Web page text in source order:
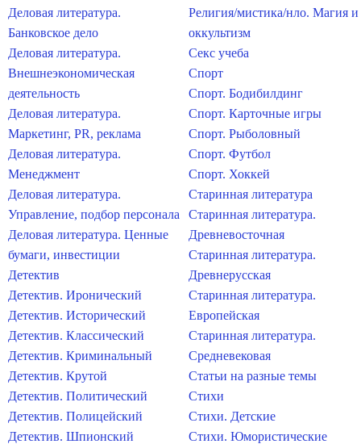
Деловая литература.
Банковское дело
Деловая литература.
Внешнеэкономическая
деятельность
Деловая литература.
Маркетинг, PR, реклама
Деловая литература.
Менеджмент
Деловая литература.
Управление, подбор персонала
Деловая литература. Ценные
бумаги, инвестиции
Детектив
Детектив. Иронический
Детектив. Исторический
Детектив. Классический
Детектив. Криминальный
Детектив. Крутой
Детектив. Политический
Детектив. Полицейский
Детектив. Шпионский
Религия/мистика/нло. Магия и
оккультизм
Секс учеба
Спорт
Спорт. Бодибилдинг
Спорт. Карточные игры
Спорт. Рыболовный
Спорт. Футбол
Спорт. Хоккей
Старинная литература
Старинная литература.
Древневосточная
Старинная литература.
Древнерусская
Старинная литература.
Европейская
Старинная литература.
Средневековая
Статьи на разные темы
Стихи
Стихи. Детские
Стихи. Юмористические